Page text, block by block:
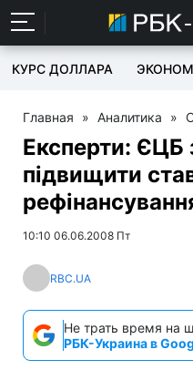
КУРС ДОЛЛАРА
Главная » Аналитика »
Експерти: ЄЦБ
підвищити
10:10 06.06.2008 Пт
RBC.UA
Не трать время на
РБК-Украина в